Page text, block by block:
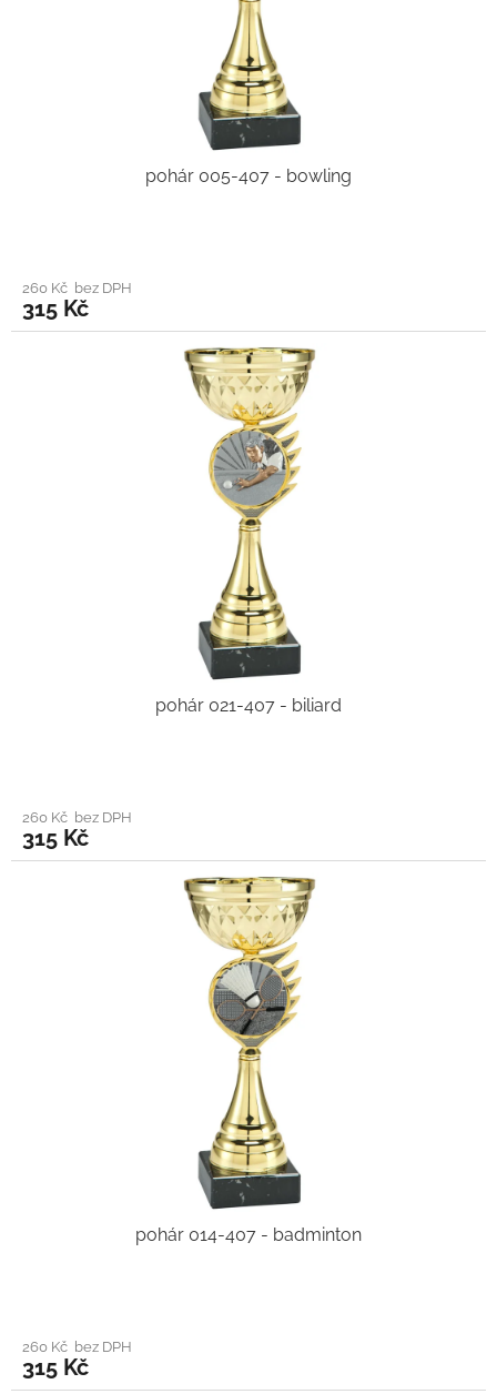
pohár 005-407 - bowling
260 Kč bez DPH
315 Kč
pohár 021-407 - biliard
260 Kč bez DPH
315 Kč
pohár 014-407 - badminton
260 Kč bez DPH
315 Kč